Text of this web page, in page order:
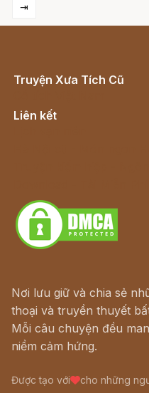
⇥
Truyện Xưa Tích Cũ
Liên kết
Nơi lưu giữ và chia sẻ
thoại và truyền thuyết
Mỗi câu chuyện đều
niềm cảm hứng.
Được tạo với cho những